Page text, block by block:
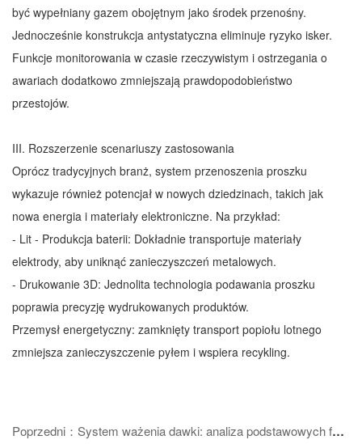
być wypełniany gazem obojętnym jako środek przenośny.
Jednocześnie konstrukcja antystatyczna eliminuje ryzyko isker.
Funkcje monitorowania w czasie rzeczywistym i ostrzegania o
awariach dodatkowo zmniejszają prawdopodobieństwo
przestojów.
III. Rozszerzenie scenariuszy zastosowania
Oprócz tradycyjnych branż, system przenoszenia proszku
wykazuje również potencjał w nowych dziedzinach, takich jak
nowa energia i materiały elektroniczne. Na przykład:
- Lit - Produkcja baterii: Dokładnie transportuje materiały
elektrody, aby uniknąć zanieczyszczeń metalowych.
- Drukowanie 3D: Jednolita technologia podawania proszku
poprawia precyzję wydrukowanych produktów.
Przemysł energetyczny: zamknięty transport popiołu lotnego
zmniejsza zanieczyszczenie pyłem i wspiera recykling.
Poprzedni：System ważenia dawki: analiza podstawowych funkcji i efektywnych zastosowań w wielu branżach